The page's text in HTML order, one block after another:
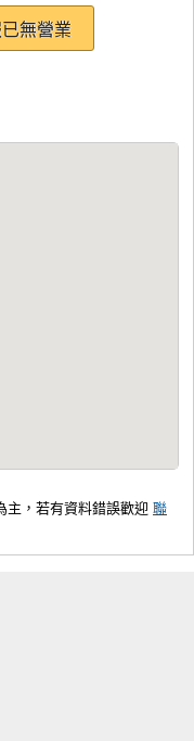
已無營業
主，若有資料錯誤歡迎 聯